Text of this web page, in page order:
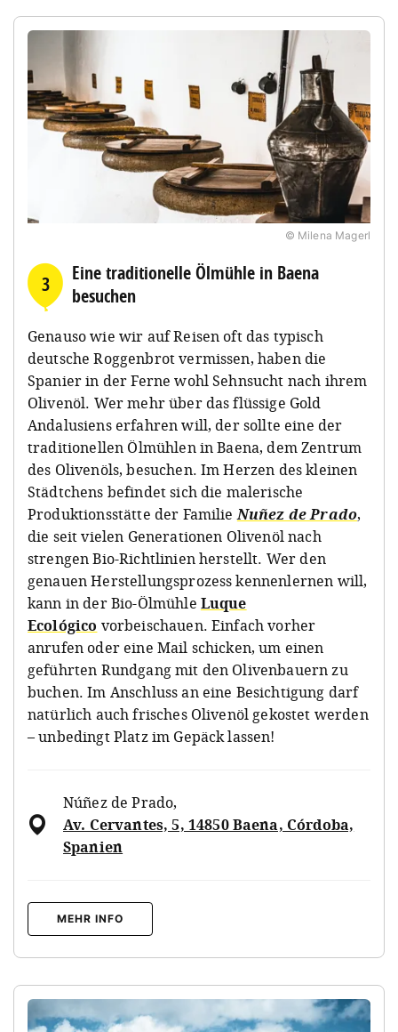
© Milena Magerl
3
Eine traditionelle Ölmühle in Baena
besuchen
Genauso wie wir auf Reisen oft das typisch
deutsche Roggenbrot vermissen, haben die
Spanier in der Ferne wohl Sehnsucht nach ihrem
Olivenöl. Wer mehr über das flüssige Gold
Andalusiens erfahren will, der sollte eine der
traditionellen Ölmühlen in Baena, dem Zentrum
des Olivenöls, besuchen. Im Herzen des kleinen
Städtchens befindet sich die malerische
Produktionsstätte der FamilieNuñez de Prado,
die seit vielen Generationen Olivenöl nach
strengen Bio-Richtlinien herstellt. Wer den
genauen Herstellungsprozess kennenlernen will,
kann in der Bio-Ölmühle Luque
Ecológico vorbeischauen. Einfach vorher
anrufen oder eine Mail schicken, um einen
geführten Rundgang mit den Olivenbauern zu
buchen. Im Anschluss an eine Besichtigung darf
natürlich auch frisches Olivenöl gekostet werden
– unbedingt Platz im Gepäck lassen!
Núñez de Prado,
Av. Cervantes, 5, 14850 Baena, Córdoba,
Spanien
MEHR INFO